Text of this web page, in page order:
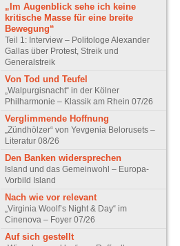
„Im Augenblick sehe ich keine
kritische Masse für eine breite
Bewegung“
Teil 1: Interview – Politologe Alexander
Gallas über Protest, Streik und
Generalstreik
Von Tod und Teufel
„Walpurgisnacht“ in der Kölner
Philharmonie – Klassik am Rhein 07/26
Verglimmende Hoffnung
„Zündhölzer“ von Yevgenia Belorusets –
Literatur 08/26
Den Banken widersprechen
Island und das Gemeinwohl – Europa-
Vorbild Island
Nach wie vor relevant
„Virginia Woolf’s Night & Day“ im
Cinenova – Foyer 07/26
Auf sich gestellt